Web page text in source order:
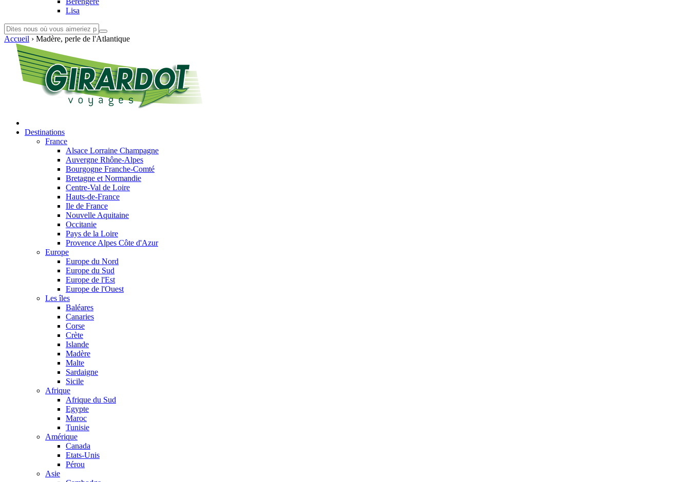
Lisa
Accueil › Madère, perle de l'Atlantique
Destinations
France
Alsace Lorraine Champagne
Auvergne Rhône-Alpes
Bourgogne Franche-Comté
Bretagne et Normandie
Centre-Val de Loire
Hauts-de-France
Ile de France
Nouvelle Aquitaine
Occitanie
Pays de la Loire
Provence Alpes Côte d'Azur
Europe
Europe du Nord
Europe du Sud
Europe de l'Est
Europe de l'Ouest
Les îles
Baléares
Canaries
Corse
Crète
Islande
Madère
Malte
Sardaigne
Sicile
Afrique
Afrique du Sud
Egypte
Maroc
Tunisie
Amérique
Canada
Etats-Unis
Pérou
Asie